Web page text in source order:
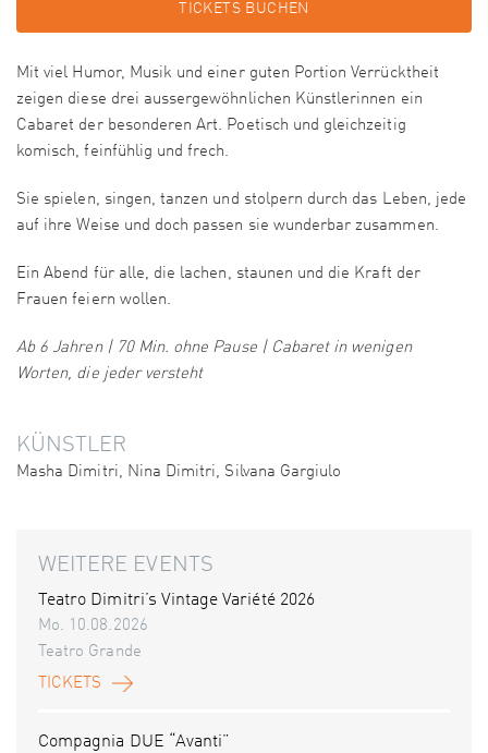
TICKETS BUCHEN
Mit viel Humor, Musik und einer guten Portion Verrücktheit
zeigen diese drei aussergewöhnlichen Künstlerinnen ein
Cabaret der besonderen Art. Poetisch und gleichzeitig
komisch, feinfühlig und frech.
Sie spielen, singen, tanzen und stolpern durch das Leben, jede
auf ihre Weise und doch passen sie wunderbar zusammen.
Ein Abend für alle, die lachen, staunen und die Kraft der
Frauen feiern wollen.
Ab 6 Jahren | 70 Min. ohne Pause | Cabaret in wenigen
Worten, die jeder versteht
KÜNSTLER
Masha Dimitri, Nina Dimitri, Silvana Gargiulo
WEITERE EVENTS
Teatro Dimitri’s Vintage Variété 2026
Mo. 10.08.2026
Teatro Grande
TICKETS
Compagnia DUE “Avanti”